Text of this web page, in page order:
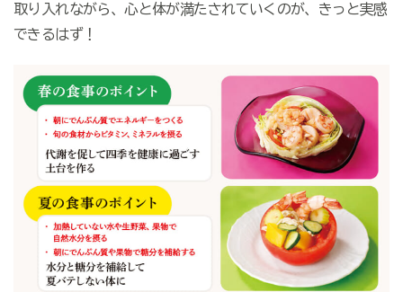
取り入れながら、心と体が満たされていくのが、きっと実感
できるはず！